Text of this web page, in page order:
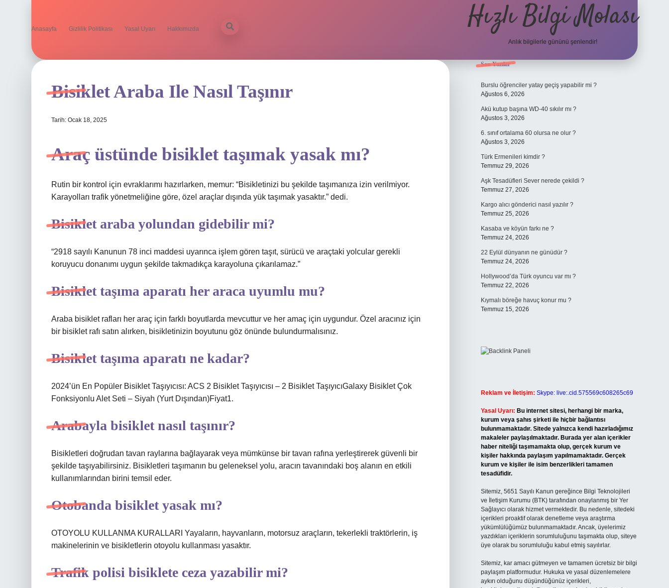
Anasayfa Gizlilik Politikası Yasal Uyarı Hakkımızda Hızlı Bilgi Molası
Anlık bilgilerle gününü şenlendir!
Bisiklet Araba Ile Nasıl Taşınır
Tarih: Ocak 18, 2025
Araç üstünde bisiklet taşımak yasak mı?
Rutin bir kontrol için evraklarımı hazırlarken, memur: “Bisikletinizi bu şekilde taşımanıza izin verilmiyor.
Karayolları trafik yönetmeliğine göre, özel araçlar dışında yük taşımak yasaktır.” dedi.
Bisiklet araba yolundan gidebilir mi?
“2918 sayılı Kanunun 78 inci maddesi uyarınca işlem gören taşıt, sürücü ve araçtaki yolcular gerekli
koruyucu donanımı uygun şekilde takmadıkça karayoluna çıkarılamaz.”
Bisiklet taşıma aparatı her araca uyumlu mu?
Araba bisiklet rafları her araç için farklı boyutlarda mevcuttur ve her amaç için uygundur. Özel aracınız için
bir bisiklet rafı satın alırken, bisikletinizin boyutunu göz önünde bulundurmalısınız.
Bisiklet taşıma aparatı ne kadar?
2024’ün En Popüler Bisiklet Taşıyıcısı: ACS 2 Bisiklet Taşıyıcısı – 2 Bisiklet TaşıyıcıGalaxy Bisiklet Çok
Fonksiyonlu Alet Seti – Siyah (Yurt Dışından)Fiyat1.
Arabayla bisiklet nasıl taşınır?
Bisikletleri doğrudan tavan raylarına bağlayarak veya mümkünse bir tavan rafına yerleştirerek güvenli bir
şekilde taşıyabilirsiniz. Bisikletleri taşımanın bu geleneksel yolu, aracın tavanındaki boş alanın en etkili
kullanımlarından birini temsil eder.
Otobanda bisiklet yasak mı?
OTOYOLU KULLANMA KURALLARI Yayaların, hayvanların, motorsuz araçların, tekerlekli traktörlerin, iş
makinelerinin ve bisikletlerin otoyolu kullanması yasaktır.
Trafik polisi bisiklete ceza yazabilir mi?
Sidebar
Son Yazılar
Burslu öğrenciler yatay geçiş yapabilir mi ?
Ağustos 6, 2026
Akü kutup başına WD-40 sıkılır mı ?
Ağustos 3, 2026
6. sınıf ortalama 60 olursa ne olur ?
Ağustos 3, 2026
Türk Ermenileri kimdir ?
Temmuz 29, 2026
Aşk Tesadüfleri Sever nerede çekildi ?
Temmuz 27, 2026
Kargo alıcı gönderici nasıl yazılır ?
Temmuz 25, 2026
Kasaba ve köyün farkı ne ?
Temmuz 24, 2026
22 Eylül dünyanın ne günüdür ?
Temmuz 24, 2026
Hollywood’da Türk oyuncu var mı ?
Temmuz 22, 2026
Kıymalı böreğe havuç konur mu ?
Temmuz 15, 2026
Reklam ve İletişim: Skype: live:.cid.575569c608265c69
Yasal Uyarı: Bu internet sitesi, herhangi bir marka,
kurum veya şahıs şirketi ile hiçbir bağlantısı
bulunmamaktadır. Sitede yalnızca kendi hazırladığımız
makaleler paylaşılmaktadır. Burada yer alan içerikler
haber niteliği taşımamakta olup, gerçek kurum ve
kişiler hakkında paylaşım yapılmamaktadır. Gerçek
kurum ve kişiler ile isim benzerlikleri tamamen
tesadüfidir.
Sitemiz, 5651 Sayılı Kanun gereğince Bilgi Teknolojileri
ve İletişim Kurumu (BTK) tarafından onaylanmış bir Yer
Sağlayıcı olarak hizmet vermektedir. Bu nedenle, sitedeki
içerikleri proaktif olarak denetleme veya araştırma
yükümlülüğümüz bulunmamaktadır. Ancak, üyelerimiz
yazdıkları içeriklerin sorumluluğunu taşımakta olup, siteye
üye olarak bu sorumluluğu kabul etmiş sayılırlar.
Sitemiz, kar amacı gütmeyen ve tamamen ücretsiz bir bilgi
paylaşım platformudur. Hukuka ve yasal düzenlemelere
aykırı olduğunu düşündüğünüz içerikleri,